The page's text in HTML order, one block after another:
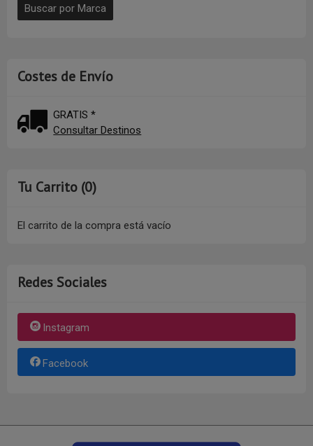
Costes de Envío
GRATIS *
Consultar Destinos
Tu Carrito (0)
El carrito de la compra está vacío
Redes Sociales
Instagram
Facebook